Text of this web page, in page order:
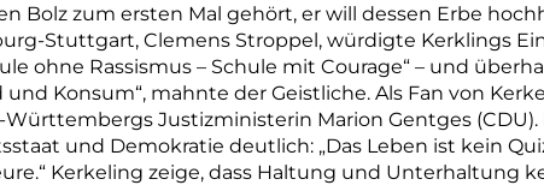
Bolz zum ersten Mal gehört, er will dessen Erbe
Stuttgart, Clemens Stroppel, würdigte Kerklings
ohne Rassismus – Schule mit Courage“ – und
Konsum“, mahnte der Geistliche. Als Fan von
Justizministerin Marion Gentges (CDU).
und Demokratie deutlich: „Das Leben ist kein
Kerkeling zeige, dass Haltung und Unterhaltung